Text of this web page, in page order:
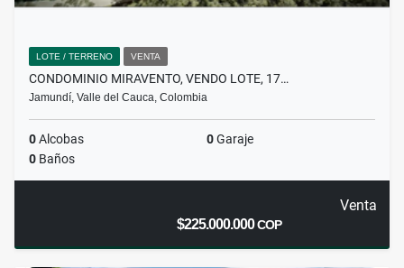
LOTE / TERRENO VENTA
CONDOMINIO MIRAVENTO, VENDO LOTE, 17…
Jamundí, Valle del Cauca, Colombia
0Alcobas 0Garaje
0 Baños
Venta
$225.000.000COP